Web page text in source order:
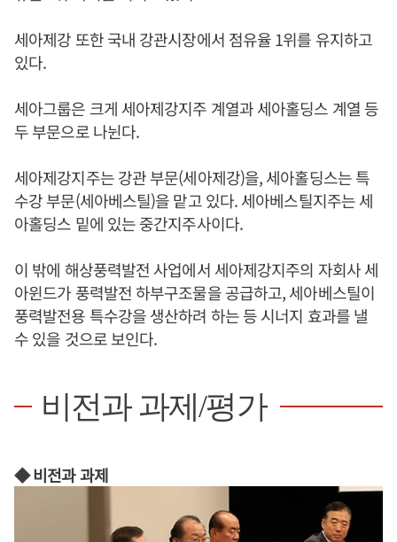
세아제강 또한 국내 강관시장에서 점유율 1위를 유지하고
있다.
세아그룹은 크게 세아제강지주 계열과 세아홀딩스 계열 등
두 부문으로 나뉜다.
세아제강지주는 강관 부문(세아제강)을, 세아홀딩스는 특
수강 부문(세아베스틸)을 맡고 있다. 세아베스틸지주는 세
아홀딩스 밑에 있는 중간지주사이다.
이 밖에 해상풍력발전 사업에서 세아제강지주의 자회사 세
아윈드가 풍력발전 하부구조물을 공급하고, 세아베스틸이
풍력발전용 특수강을 생산하려 하는 등 시너지 효과를 낼
수 있을 것으로 보인다.
비전과 과제/평가
◆ 비전과 과제